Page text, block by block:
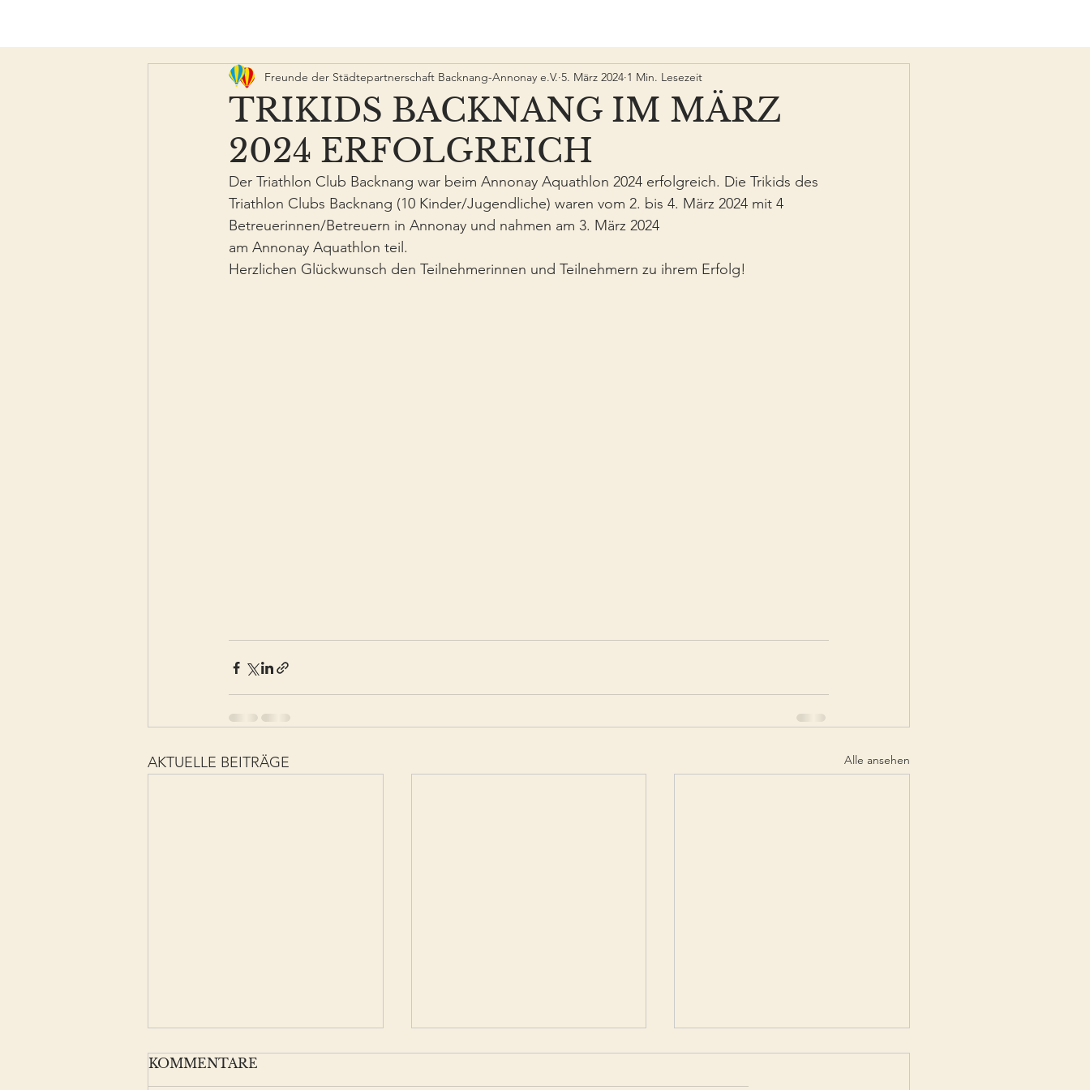
TRIKIDS BACKNANG IM MÄRZ
2024 ERFOLGREICH
Freunde der Städtepartnerschaft Backnang-Annonay e.V. 5. März 2024 1 Min. Lesezeit
Der Triathlon Club Backnang war beim Annonay Aquathlon 2024 erfolgreich. Die Trikids des
Triathlon Clubs Backnang (10 Kinder/Jugendliche) waren vom 2. bis 4. März 2024 mit 4
Betreuerinnen/Betreuern in Annonay und nahmen am 3. März 2024
am Annonay Aquathlon teil.
Herzlichen Glückwunsch den Teilnehmerinnen und Teilnehmern zu ihrem Erfolg!
AKTUELLE BEITRÄGE Alle ansehen
KOMMENTARE